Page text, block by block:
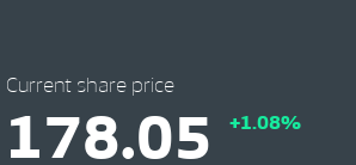
Current share price
178.05 +1.08%